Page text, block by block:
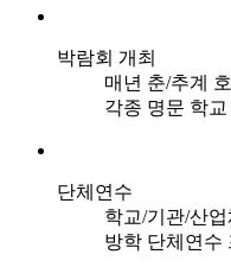
박람회 개최
매년 춘/추계
각종 명문 학
단체연수
학교/기관/산
방학 단체연수